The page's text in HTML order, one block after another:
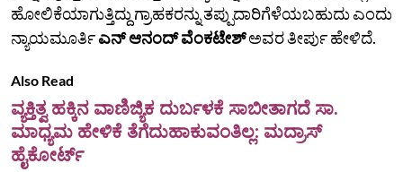
ಹೋಲಿಕೆಯಾಗುತ್ತಿದ್ದು ಗ್ರಾಹಕರನ್ನು ತಪ್ಪುದಾರಿಗೆಳೆಯಬಹುದು ಎಂದು
ನ್ಯಾಯಮೂರ್ತಿಎನ್ ಆನಂದ್ ವೆಂಕಟೇಶ್ಅವರ ತೀರ್ಪು ಹೇಳಿದೆ.
Also Read
ವ್ಯಕ್ತಿತ್ವ ಹಕ್ಕಿನ ವಾಣಿಜ್ಯಿಕ ದುರ್ಬಳಕೆ ಸಾಬೀತಾಗದೆ ಸಾ.
ಮಾಧ್ಯಮ ಹೇಳಿಕೆ ತೆಗೆದುಹಾಕುವಂತಿಲ್ಲ: ಮದ್ರಾಸ್
ಹೈಕೋರ್ಟ್